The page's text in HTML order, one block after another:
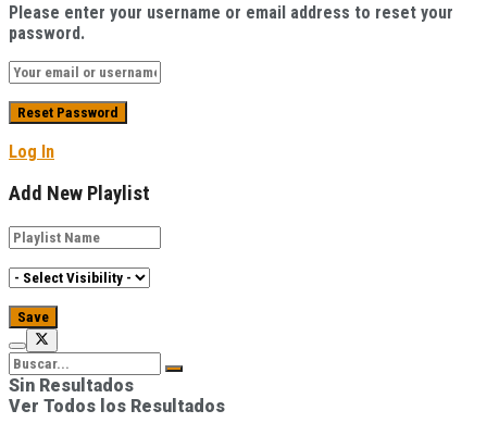
Please enter your username or email address to reset your
password.
Log In
Add New Playlist
Sin Resultados
Ver Todos los Resultados